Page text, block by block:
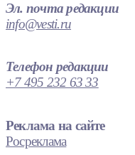
Эл. почта редакции
info@vesti.ru
Телефон редакции
+7 495 232 63 33
Реклама на сайте
Росреклама